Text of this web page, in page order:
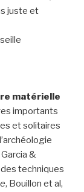
juste et
matérielle
importants
et solitaires
&
techniques
, Bouillon et al,